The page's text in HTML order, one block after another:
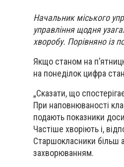
Начальник міського
управління щодня
хворобу. Порівняно із
Якщо станом на
на понеділок цифра
„Сказати, що
При наповнюваності
подають показники
Частіше хворіють і,
Старшокласники більш
захворюванням.